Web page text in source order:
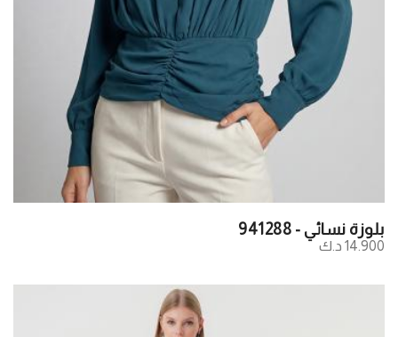
بلوزة نسائي - 941288
14.900 د.ك